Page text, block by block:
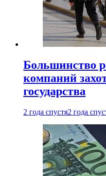
Большинство
компаний
государства
2 года спустя2 года